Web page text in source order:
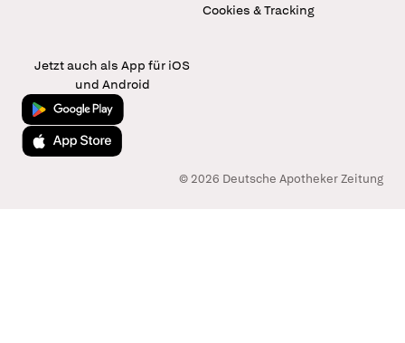
Cookies & Tracking
Jetzt auch als App für iOS
und Android
Jetzt bei Google Play
Laden im App Store
© 2026 Deutsche Apotheker Zeitung